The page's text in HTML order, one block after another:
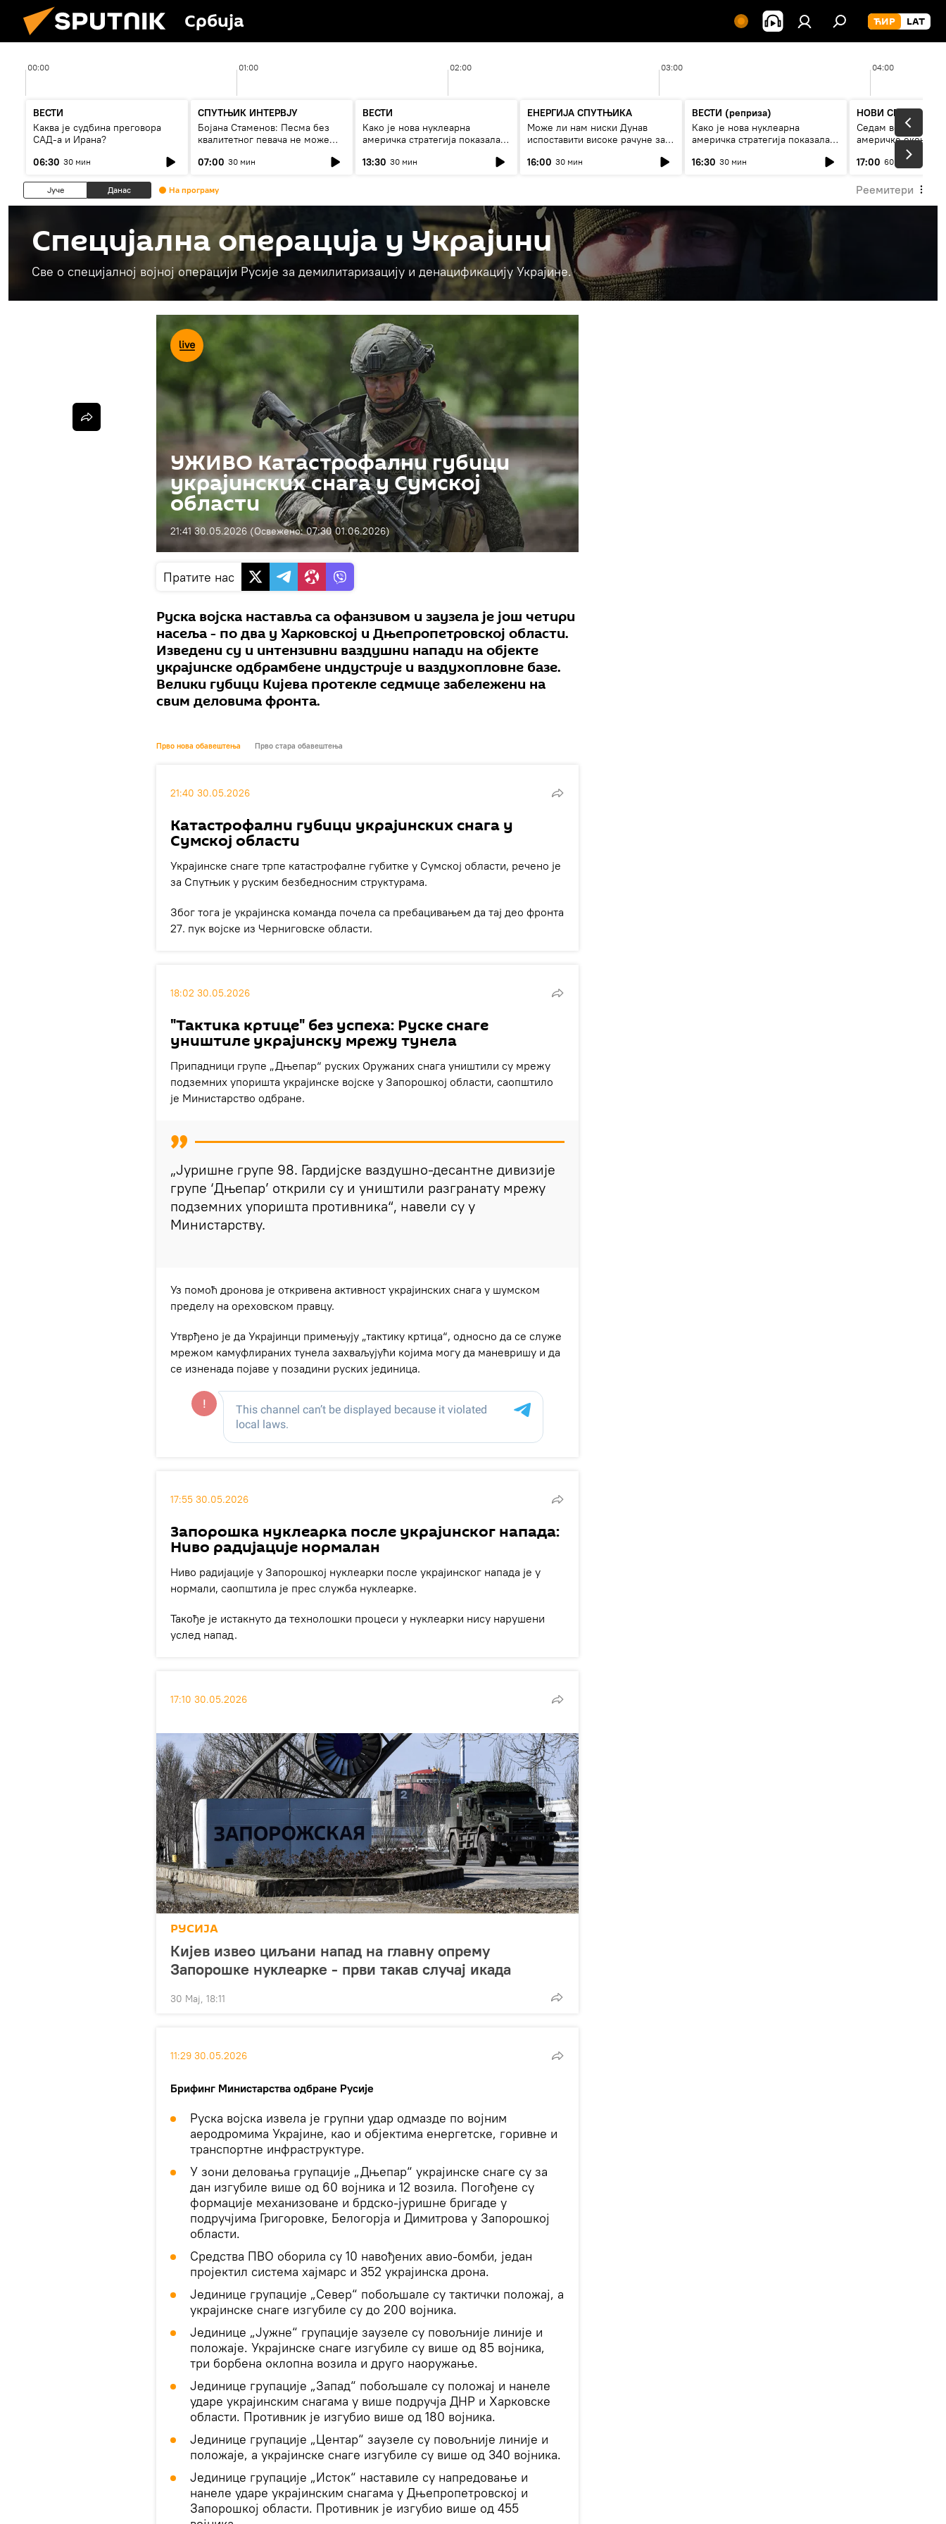
Србија
00:00 01:00 02:00 03:00 04:00
ВЕСТИ
Каква је судбина преговора
САД-а и Ирана?
06:30 30 мин
СПУТЊИК ИНТЕРВЈУ
Бојана Стаменов: Песма без
квалитетног певача не може
07:00 30 мин
ВЕСТИ
Како је нова нуклеарна
америчка стратегија показала
13:30 30 мин
ЕНЕРГИЈА СПУТЊИКА
Може ли нам ниски Дунав
испоставити високе рачуне за
16:00 30 мин
ВЕСТИ (реприза)
Како је нова нуклеарна
америчка стратегија показала
16:30 30 мин
НОВИ СПУТЊИК
Седам
америчке
17:00 60 мин
Јуче Данас На програму Реемитери
Специјална операција у Украјини
Све о специјалној војној операцији Русије за демилитаризацију и денацификацију Украјине.
УЖИВО Катастрофални губици
украјинских снага у Сумској
области
21:41 30.05.2026 (Освежено:07:30 01.06.2026)
Пратите нас
Руска војска наставља са офанзивом и заузела је још четири
насеља - по два у Харковској и Дњепропетровској области.
Изведени су и интензивни ваздушни напади на објекте
украјинске одбрамбене индустрије и ваздухопловне базе.
Велики губици Кијева протекле седмице забележени на
свим деловима фронта.
Прво нова обавештења Прво стара обавештења
21:40 30.05.2026
Катастрофални губици украјинских снага у
Сумској области
Украјинске снаге трпе катастрофалне губитке у Сумској области, речено је
за Спутњик у руским безбедносним структурама.
Због тога је украјинска команда почела са пребацивањем да тај део фронта
27. пук војске из Черниговске области.
18:02 30.05.2026
"Тактика кртице" без успеха: Руске снаге
уништиле украјинску мрежу тунела
Припадници групе „Дњепар“ руских Оружаних снага уништили су мрежу
подземних упоришта украјинске војске у Запорошкој области, саопштило
је Министарство одбране.
„Јуришне групе 98. Гардијске ваздушно-десантне дивизије
групе ‘Дњепар’ открили су и уништили разгранату мрежу
подземних упоришта противника“, навели су у
Министарству.
Уз помоћ дронова је откривена активност украјинских снага у шумском
пределу на ореховском правцу.
Утврђено је да Украјинци примењују „тактику кртица“, односно да се служе
мрежом камуфлираних тунела захваљујући којима могу да маневришу и да
се изненада појаве у позадини руских јединица.
17:55 30.05.2026
Запорошка нуклеарка после украјинског напада:
Ниво радијације нормалан
Ниво радијације у Запорошкој нуклеарки после украјинског напада је у
нормали, саопштила је прес служба нуклеарке.
Такође је истакнуто да технолошки процеси у нуклеарки нису нарушени
услед напад.
17:10 30.05.2026
РУСИЈА
Кијев извео циљани напад на главну опрему
Запорошке нуклеарке - први такав случај икада
30 Мај, 18:11
11:29 30.05.2026
Брифинг Министарства одбране Русије
Руска војска извела је групни удар одмазде по војним
аеродромима Украјине, као и објектима енергетске, горивне и
транспортне инфраструктуре.
У зони деловања групације „Дњепар“ украјинске снаге су за
дан изгубиле више од 60 војника и 12 возила. Погођене су
формације механизоване и брдско-јуришне бригаде у
подручјима Григоровке, Белогорја и Димитрова у Запорошкој
области.
Средства ПВО оборила су 10 навођених авио-бомби, један
пројектил система хајмарс и 352 украјинска дрона.
Јединице групације „Север“ побољшале су тактички положај, а
украјинске снаге изгубиле су до 200 војника.
Јединице „Јужне“ групације заузеле су повољније линије и
положаје. Украјинске снаге изгубиле су више од 85 војника,
три борбена оклопна возила и друго наоружање.
Јединице групације „Запад“ побољшале су положај и нанеле
ударе украјинским снагама у више подручја ДНР и Харковске
области. Противник је изгубио више од 180 војника.
Јединице групације „Центар“ заузеле су повољније линије и
положаје, а украјинске снаге изгубиле су више од 340 војника.
Јединице групације „Исток“ наставиле су напредовање и
нанеле ударе украјинским снагама у Дњепропетровској и
Запорошкој области. Противник је изгубио више од 455